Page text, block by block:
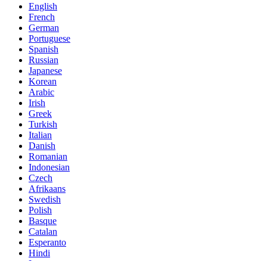
English
French
German
Portuguese
Spanish
Russian
Japanese
Korean
Arabic
Irish
Greek
Turkish
Italian
Danish
Romanian
Indonesian
Czech
Afrikaans
Swedish
Polish
Basque
Catalan
Esperanto
Hindi